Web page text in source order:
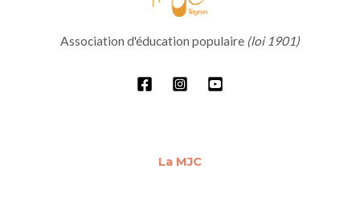
Association d'éducation populaire (loi 1901)
La MJC